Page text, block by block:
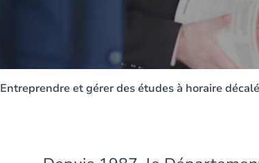
Entreprendre et gérer des études à horaire décalé